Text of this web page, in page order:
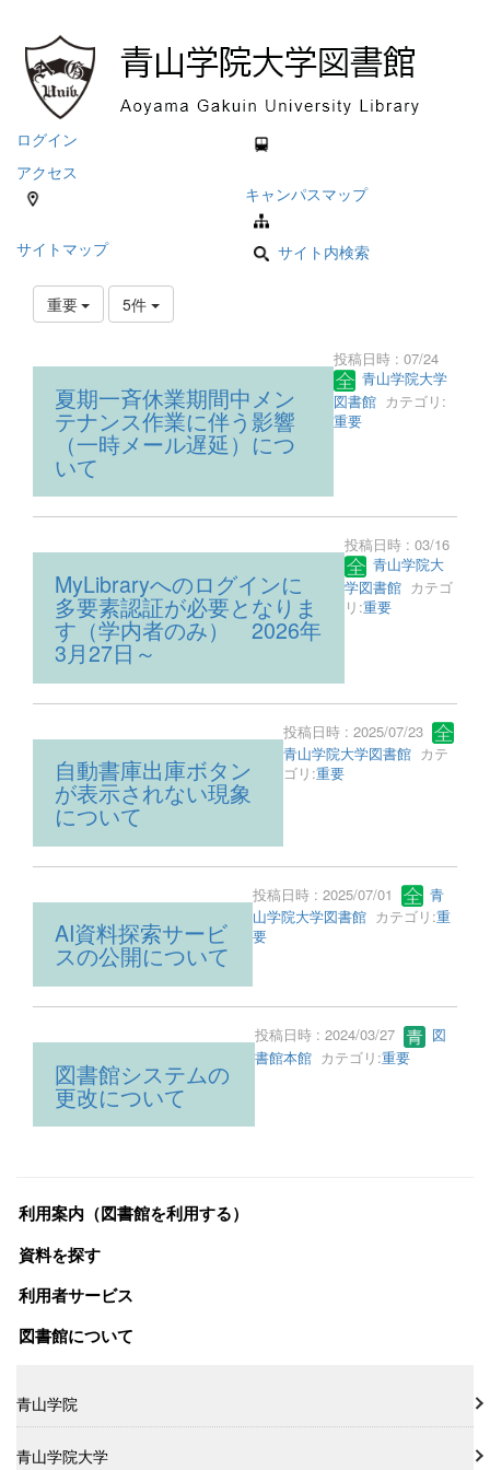
ログイン
アクセス
キャンパスマップ
サイトマップ サイト内検索
重要 5件
夏期一斉休業期間中メン
テナンス作業に伴う影響
（一時メール遅延）につ
いて
投稿日時 : 07/24
青山学院大学
図書館カテゴリ:
重要
MyLibraryへのログインに
多要素認証が必要となりま
す（学内者のみ） 2026年
3月27日～
投稿日時 : 03/16
青山学院大
学図書館カテゴ
リ:重要
自動書庫出庫ボタン
が表示されない現象
について
投稿日時 : 2025/07/23
青山学院大学図書館カテ
ゴリ:重要
AI資料探索サービ
スの公開について
投稿日時 : 2025/07/01
青
山学院大学図書館カテゴリ:重
要
図書館システムの
更改について
投稿日時 : 2024/03/27
図
書館本館カテゴリ:重要
利用案内（図書館を利用する）
資料を探す
利用者サービス
図書館について
青山学院
青山学院大学